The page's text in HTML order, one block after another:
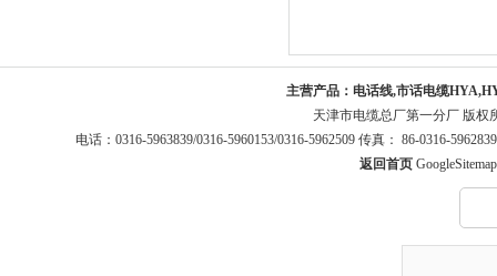
主营产品： 电话线,市话电缆
天津市电缆总厂第一分厂 版权
电话：0316-5963839/0316-5960153/0316-5962509 传真： 86-0316-
返回首页 GoogleSitemap